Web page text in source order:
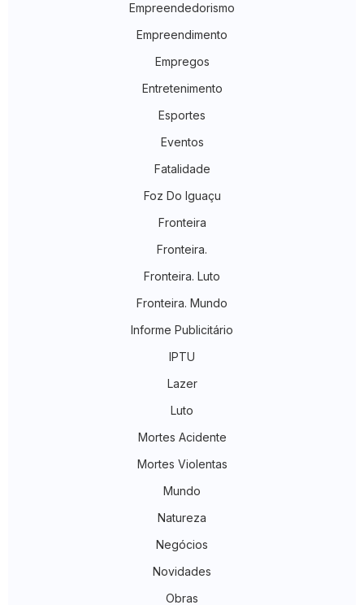
Empreendedorismo
Empreendimento
Empregos
Entretenimento
Esportes
Eventos
Fatalidade
Foz Do Iguaçu
Fronteira
Fronteira.
Fronteira. Luto
Fronteira. Mundo
Informe Publicitário
IPTU
Lazer
Luto
Mortes Acidente
Mortes Violentas
Mundo
Natureza
Negócios
Novidades
Obras